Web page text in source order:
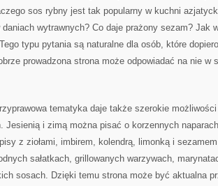
sos rybny jest tak popularny w kuchni
daniach wytrawnych? Co daje prażony sezam? Jak
typu pytania są naturalne dla osób, które
prowadzona strona może odpowiadać na nie w
tematyka daje także szerokie
Jesienią i zimą można pisać o korzennych
z ziołami, imbirem, kolendrą, limonką i
sałatkach, grillowanych warzywach,
sosach. Dzięki temu strona może być aktualna